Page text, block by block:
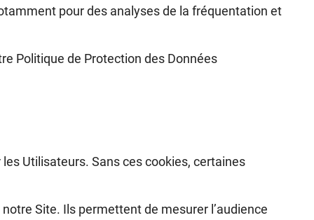
pour des analyses de la fréquentation et
Politique de Protection des Données
Utilisateurs. Sans ces cookies, certaines
Site. Ils permettent de mesurer l’audience